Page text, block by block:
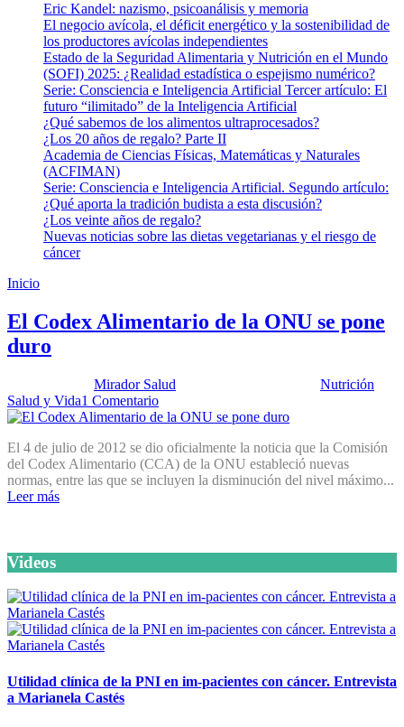
Eric Kandel: nazismo, psicoanálisis y memoria
El negocio avícola, el déficit energético y la sostenibilidad de
los productores avícolas independientes
Estado de la Seguridad Alimentaria y Nutrición en el Mundo
(SOFI) 2025: ¿Realidad estadística o espejismo numérico?
Serie: Consciencia e Inteligencia Artificial Tercer artículo: El
futuro “ilimitado” de la Inteligencia Artificial
¿Qué sabemos de los alimentos ultraprocesados?
¿Los 20 años de regalo? Parte II
Academia de Ciencias Físicas, Matemáticas y Naturales
(ACFIMAN)
Serie: Consciencia e Inteligencia Artificial. Segundo artículo:
¿Qué aporta la tradición budista a esta discusión?
¿Los veinte años de regalo?
Nuevas noticias sobre las dietas vegetarianas y el riesgo de
cáncer
Inicio
El Codex Alimentario de la ONU se pone
duro
Mirador Salud Nutrición
Salud y Vida1 Comentario
El 4 de julio de 2012 se dio oficialmente la noticia que la Comisión
del Codex Alimentario (CCA) de la ONU estableció nuevas
normas, entre las que se incluyen la disminución del nivel máximo...
Leer más
Videos
Utilidad clínica de la PNI en im-pacientes con cáncer. Entrevista
a Marianela Castés